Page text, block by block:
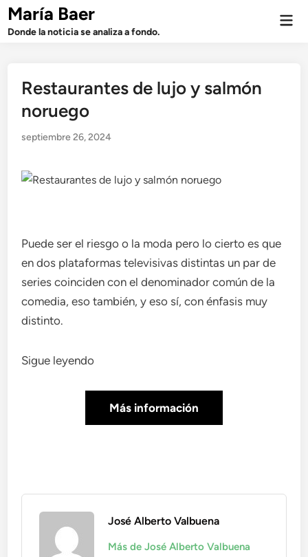
Saltar
contenido
María Baer
Donde la noticia se analiza a fondo.
Restaurantes de lujo y salmón
noruego
septiembre 26, 2024
Puede ser el riesgo o la moda pero lo cierto es que
en dos plataformas televisivas distintas un par de
series coinciden con el denominador común de la
comedia, eso también, y eso sí, con énfasis muy
distinto.
Sigue leyendo
Más información
José Alberto Valbuena
Más de José Alberto Valbuena